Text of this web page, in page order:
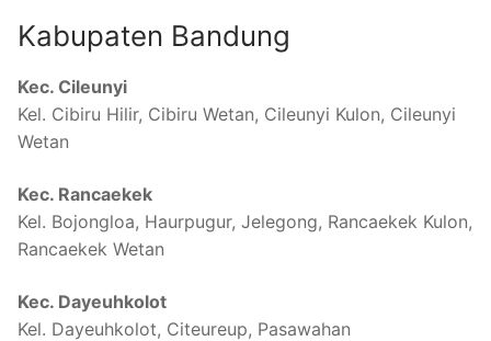
Kabupaten Bandung
Kec. Cileunyi
Kel. Cibiru Hilir, Cibiru Wetan, Cileunyi Kulon, Cileunyi
Wetan
Kec. Rancaekek
Kel. Bojongloa, Haurpugur, Jelegong, Rancaekek Kulon,
Rancaekek Wetan
Kec. Dayeuhkolot
Kel. Dayeuhkolot, Citeureup, Pasawahan